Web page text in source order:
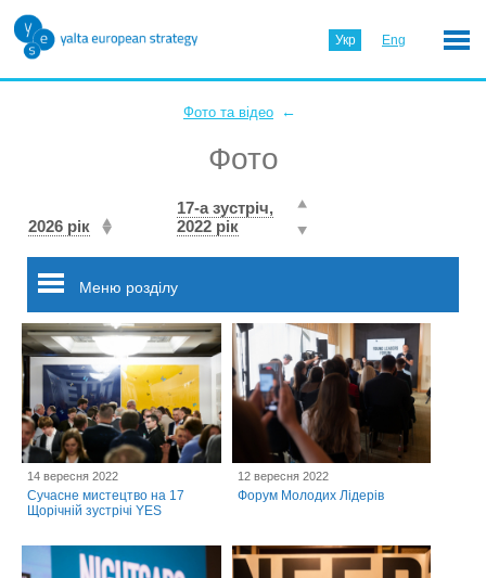
Укр Eng
Фото та відео ←
Фото
2026 рік
17-а зустріч,
2022 рік
Меню розділу
14 вересня 2022
Cучасне мистецтво на 17
Щорічній зустрічі YES
12 вересня 2022
Форум Молодих Лідерів